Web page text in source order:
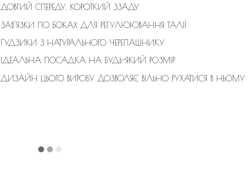
ДОВГИЙ СПЕРЕДУ, КОРОТКИЙ ЗЗАДУ
ЗАВ'ЯЗКИ ПО БОКАХ ДЛЯ РЕГУЛЮЮВАННЯ ТАЛІЇ
ҐУДЗИКИ З НАТУРАЛЬНОГО ЧЕРЕПАШНИКУ
ІДЕАЛЬНА ПОСАДКА НА БУДЬ-ЯКИЙ РОЗМІР
ДИЗАЙН ЦЬОГО ВИРОБУ ДОЗВОЛЯЄ ВІЛЬНО РУХАТИСЯ В НЬОМУ